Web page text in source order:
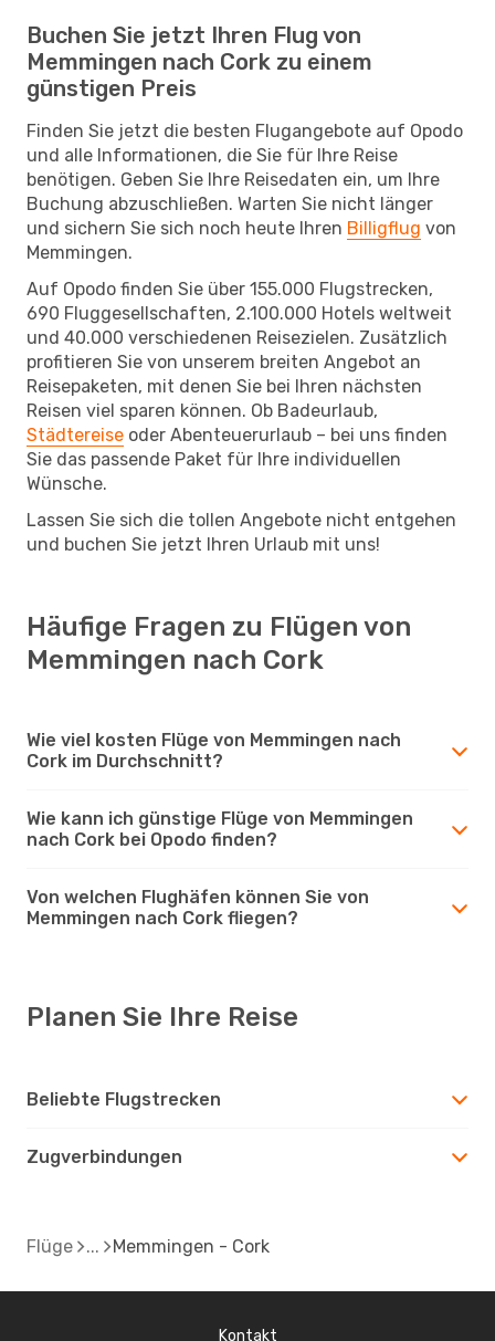
Buchen Sie jetzt Ihren Flug von
Memmingen nach Cork zu einem
günstigen Preis
Finden Sie jetzt die besten Flugangebote auf Opodo
und alle Informationen, die Sie für Ihre Reise
benötigen. Geben Sie Ihre Reisedaten ein, um Ihre
Buchung abzuschließen. Warten Sie nicht länger
und sichern Sie sich noch heute Ihren Billigflug von
Memmingen.
Auf Opodo finden Sie über 155.000 Flugstrecken,
690 Fluggesellschaften, 2.100.000 Hotels weltweit
und 40.000 verschiedenen Reisezielen. Zusätzlich
profitieren Sie von unserem breiten Angebot an
Reisepaketen, mit denen Sie bei Ihren nächsten
Reisen viel sparen können. Ob Badeurlaub,
Städtereise oder Abenteuerurlaub – bei uns finden
Sie das passende Paket für Ihre individuellen
Wünsche.
Lassen Sie sich die tollen Angebote nicht entgehen
und buchen Sie jetzt Ihren Urlaub mit uns!
Häufige Fragen zu Flügen von
Memmingen nach Cork
Wie viel kosten Flüge von Memmingen nach
Cork im Durchschnitt?
Wie kann ich günstige Flüge von Memmingen
nach Cork bei Opodo finden?
Von welchen Flughäfen können Sie von
Memmingen nach Cork fliegen?
Planen Sie Ihre Reise
Beliebte Flugstrecken
Zugverbindungen
Flüge Memmingen - Cork
Kontakt